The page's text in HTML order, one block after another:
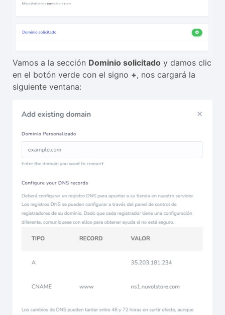
Vamos a la sección Dominio solicitado y damos clic
en el botón verde con el signo +, nos cargará la
siguiente ventana: